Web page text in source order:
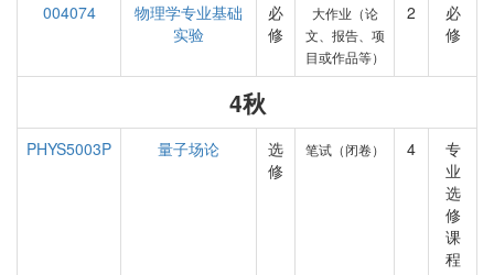
004074
物理学专业基础
实验
必
修
大作业（论
文、报告、项
目或作品等）
2
必
修
4秋
PHYS5003P 量子场论
选
修
笔试（闭卷） 4
专
业
选
修
课
程